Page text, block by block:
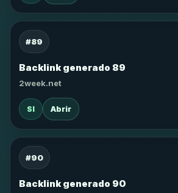
#89
Backlink generado 89
2week.net
SI Abrir
#90
Backlink generado 90